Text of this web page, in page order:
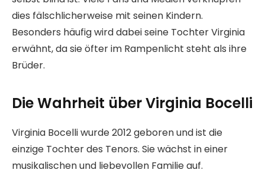
dies fälschlicherweise mit seinen Kindern.
Besonders häufig wird dabei seine Tochter Virginia
erwähnt, da sie öfter im Rampenlicht steht als ihre
Brüder.
Die Wahrheit über Virginia Bocelli
Virginia Bocelli wurde 2012 geboren und ist die
einzige Tochter des Tenors. Sie wächst in einer
musikalischen und liebevollen Familie auf.